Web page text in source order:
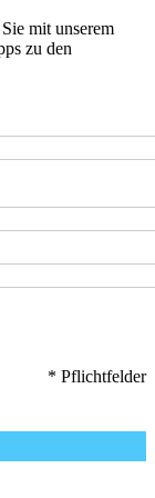
mit unserem
zu den
* Pflichtfelder